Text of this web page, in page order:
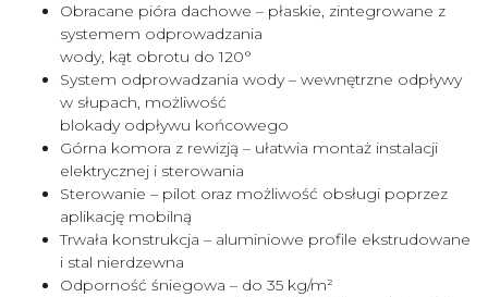
Obracane pióra dachowe – płaskie, zintegrowane z
systemem odprowadzania
wody, kąt obrotu do 120°
System odprowadzania wody – wewnętrzne odpływy
w słupach, możliwość
blokady odpływu końcowego
Górna komora z rewizją – ułatwia montaż instalacji
elektrycznej i sterowania
Sterowanie – pilot oraz możliwość obsługi poprzez
aplikację mobilną
Trwała konstrukcja – aluminiowe profile ekstrudowane
i stal nierdzewna
Odporność śniegowa – do 35 kg/m²